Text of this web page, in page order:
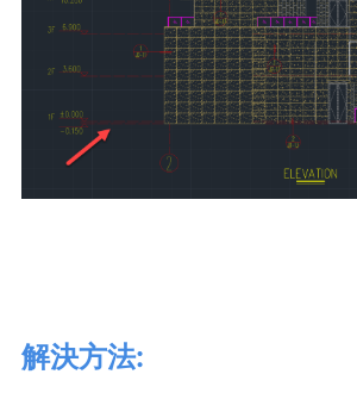
解決方法: